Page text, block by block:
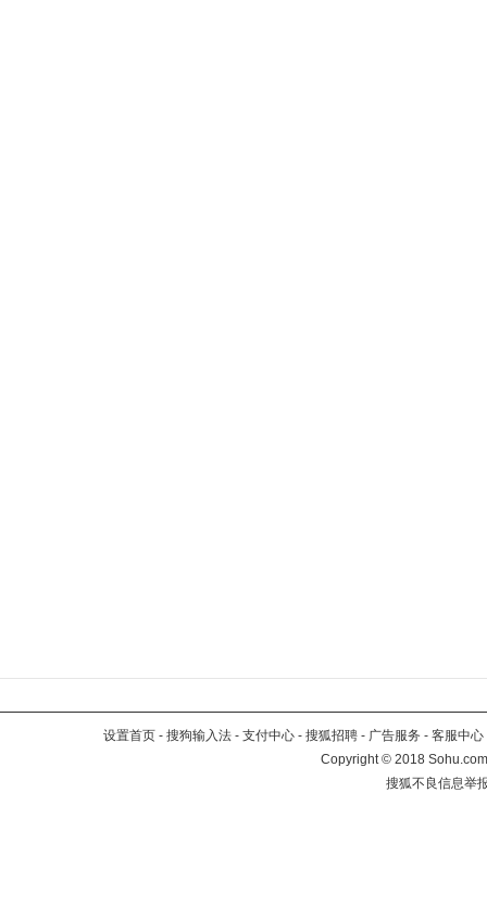
设置首页 - 搜狗输入法 - 支付中心 - 搜狐招聘 - 广告服务 - 客服中心
Copyright©2018
搜狐不良信息举